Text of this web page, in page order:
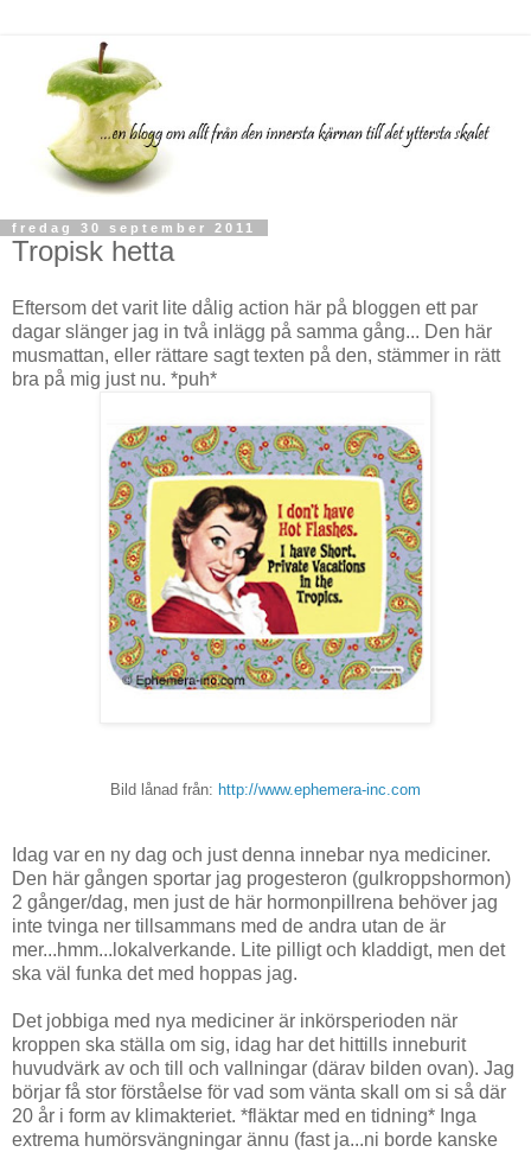
fredag 30 september 2011
Tropisk hetta
Eftersom det varit lite dålig action här på bloggen ett par
dagar slänger jag in två inlägg på samma gång... Den här
musmattan, eller rättare sagt texten på den, stämmer in rätt
bra på mig just nu. *puh*
Bild lånad från: http://www.ephemera-inc.com
Idag var en ny dag och just denna innebar nya mediciner.
Den här gången sportar jag progesteron (gulkroppshormon)
2 gånger/dag, men just de här hormonpillrena behöver jag
inte tvinga ner tillsammans med de andra utan de är
mer...hmm...lokalverkande. Lite pilligt och kladdigt, men det
ska väl funka det med hoppas jag.
Det jobbiga med nya mediciner är inkörsperioden när
kroppen ska ställa om sig, idag har det hittills inneburit
huvudvärk av och till och vallningar (därav bilden ovan). Jag
börjar få stor förståelse för vad som vänta skall om si så där
20 år i form av klimakteriet. *fläktar med en tidning* Inga
extrema humörsvängningar ännu (fast ja...ni borde kanske